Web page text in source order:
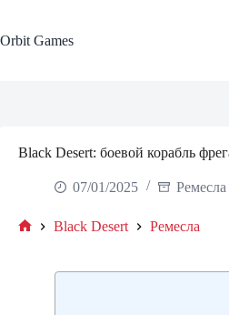
content
Orbit Games
Black Desert: боевой корабль
07/01/2025 Ремесла
Black Desert Ремесла